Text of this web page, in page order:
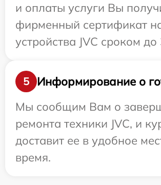
и оплаты услуги Вы
фирменный сертификат
устройства JVC сроком до
5
Информирование о
Мы сообщим Вам о
ремонта техники JVC, и
доставит ее в удобное
время.